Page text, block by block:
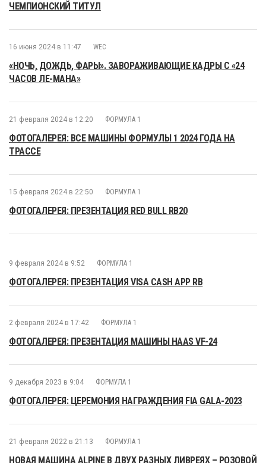
ЧЕМПИОНСКИЙ ТИТУЛ
16 июня 2024 в 11:47 WEC
«НОЧЬ, ДОЖДЬ, ФАРЫ». ЗАВОРАЖИВАЮЩИЕ КАДРЫ С «24
ЧАСОВ ЛЕ-МАНА»
21 февраля 2024 в 12:20 ФОРМУЛА 1
ФОТОГАЛЕРЕЯ: ВСЕ МАШИНЫ ФОРМУЛЫ 1 2024 ГОДА НА
ТРАССЕ
15 февраля 2024 в 22:50 ФОРМУЛА 1
ФОТОГАЛЕРЕЯ: ПРЕЗЕНТАЦИЯ RED BULL RB20
9 февраля 2024 в 9:52 ФОРМУЛА 1
ФОТОГАЛЕРЕЯ: ПРЕЗЕНТАЦИЯ VISA CASH APP RB
2 февраля 2024 в 17:42 ФОРМУЛА 1
ФОТОГАЛЕРЕЯ: ПРЕЗЕНТАЦИЯ МАШИНЫ HAAS VF-24
9 декабря 2023 в 9:04 ФОРМУЛА 1
ФОТОГАЛЕРЕЯ: ЦЕРЕМОНИЯ НАГРАЖДЕНИЯ FIA GALA-2023
21 февраля 2022 в 21:13 ФОРМУЛА 1
НОВАЯ МАШИНА ALPINE В ДВУХ РАЗНЫХ ЛИВРЕЯХ – РОЗОВОЙ